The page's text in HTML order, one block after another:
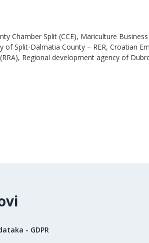
Chamber Split (CCE), Mariculture
Split-Dalmatia County – RER, Croatian
Regional development agency of
- GDPR